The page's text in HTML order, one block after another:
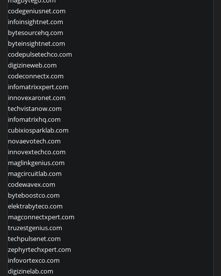
codegeniusnet.com
infoinsightnet.com
bytesourcehq.com
byteinsightnet.com
codepulsetechco.com
digizineweb.com
codeconnectx.com
infomatrixxpert.com
innovexaronet.com
techvistanow.com
infomatrixhq.com
cubixiosparklab.com
novaevotech.com
innovextechco.com
maglinkgenius.com
magcircuitlab.com
codewavex.com
byteboostco.com
elektrabyteco.com
magconnectxpert.com
truzestgenius.com
techpulsenet.com
zephyrtechxpert.com
infovortexco.com
digizinelab.com